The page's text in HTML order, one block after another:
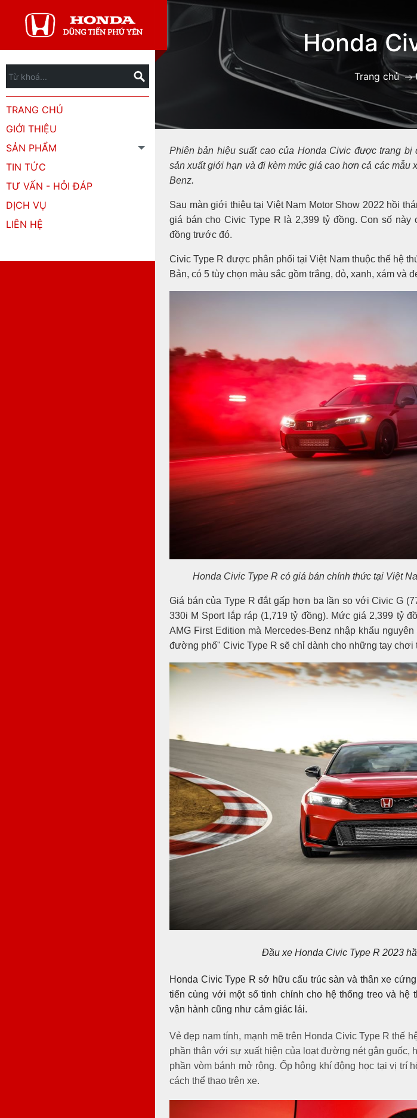
TRANG CHỦ
GIỚI THIỆU
SẢN PHẨM
TIN TỨC
TƯ VẤN - HỎI ĐÁP
DỊCH VỤ
LIÊN HỆ
Honda
Trang chủ
Phiên bản hiệu suất cao của Honda Civic được trang bị
sản xuất giới hạn và đi kèm mức giá cao hơn cả các mẫu
Benz.
Sau màn giới thiệu tại Việt Nam Motor Show 2022 hồi
giá bán cho Civic Type R là 2,399 tỷ đồng. Con số
đồng trước đó.
Civic Type R được phân phối tại Việt Nam thuộc thế hệ
Bản, có 5 tùy chọn màu sắc gồm trắng, đỏ, xanh, xám và
Honda Civic Type R có giá bán chính thức tại Việt
Giá bán của Type R đắt gấp hơn ba lần so với Civic G
330i M Sport lắp ráp (1,719 tỷ đồng). Mức giá 2,399 tỷ
AMG First Edition mà Mercedes-Benz nhập khẩu
đường phố" Civic Type R sẽ chỉ dành cho những tay chơi
Đầu xe Honda Civic Type R 2023
Honda Civic Type R sở hữu cấu trúc sàn và thân xe
tiến cùng với một số tinh chỉnh cho hệ thống treo và hệ
vận hành cũng như cảm giác lái.
Vẻ đẹp nam tính, mạnh mẽ trên Honda Civic Type R thế
phần thân với sự xuất hiện của loạt đường nét gân guốc,
phần vòm bánh mở rộng. Ốp hông khí động học tại vị trí
cách thể thao trên xe.